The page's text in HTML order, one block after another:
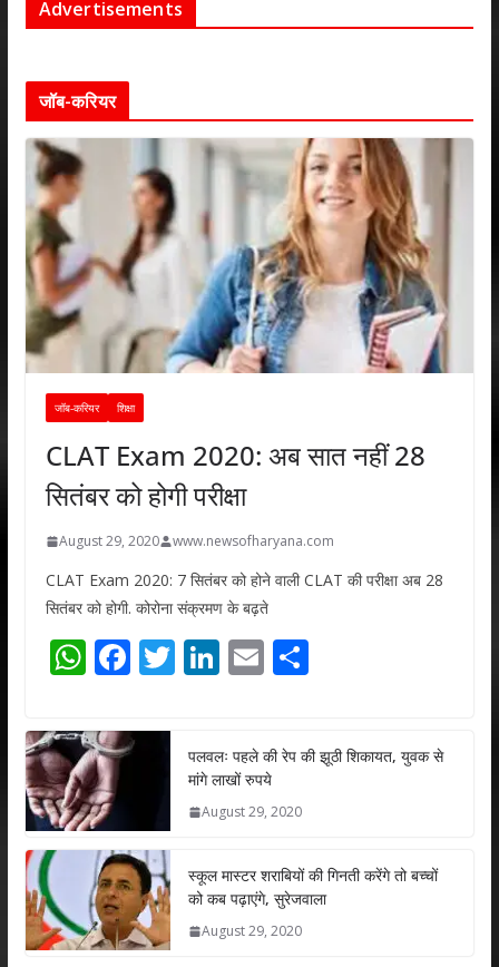
Advertisements
जॉब-करियर
जॉब-करियर शिक्षा
CLAT Exam 2020: अब सात नहीं 28
सितंबर को होगी परीक्षा
August 29, 2020 www.newsofharyana.com
CLAT Exam 2020: 7 सितंबर को होने वाली CLAT की परीक्षा अब 28
सितंबर को होगी. कोरोना संक्रमण के बढ़ते
W
at
s
A
p
p
F
e
b
o
k
T
er
Li
e
dI
n
E
l
S
e
पलवलः पहले की रेप की झूठी शिकायत, युवक से
मांगे लाखों रुपये
August 29, 2020
स्कूल मास्टर शराबियों की गिनती करेंगे तो बच्चों
को कब पढ़ाएंगे, सुरेजवाला
August 29, 2020